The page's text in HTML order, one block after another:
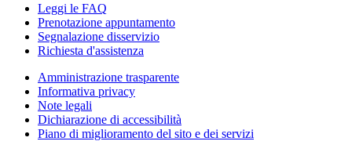
Leggi le FAQ
Prenotazione appuntamento
Segnalazione disservizio
Richiesta d'assistenza
Amministrazione trasparente
Informativa privacy
Note legali
Dichiarazione di accessibilità
Piano di miglioramento del sito e dei servizi